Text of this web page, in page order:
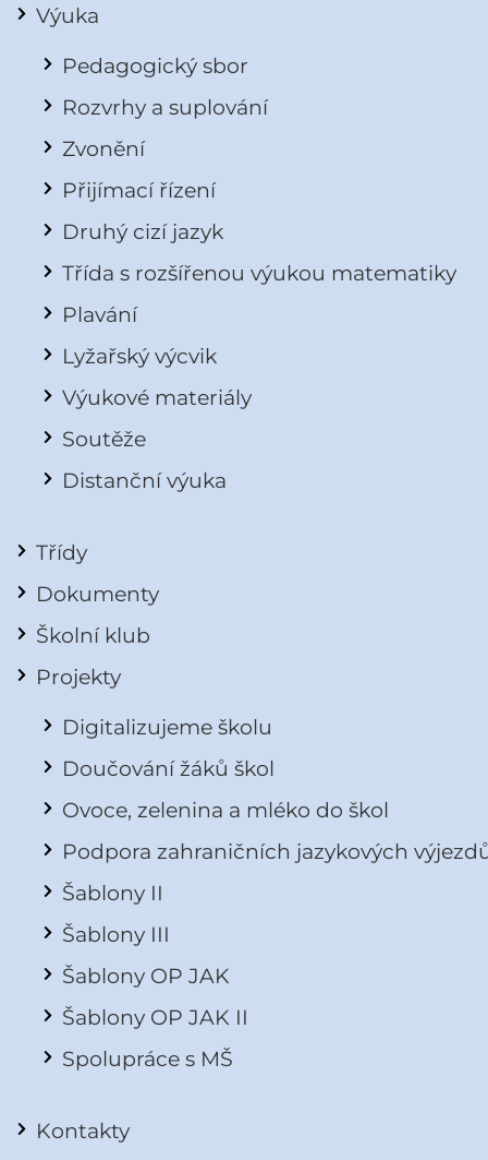
Výuka
Pedagogický sbor
Rozvrhy a suplování
Zvonění
Přijímací řízení
Druhý cizí jazyk
Třída s rozšířenou výukou matematiky
Plavání
Lyžařský výcvik
Výukové materiály
Soutěže
Distanční výuka
Třídy
Dokumenty
Školní klub
Projekty
Digitalizujeme školu
Doučování žáků škol
Ovoce, zelenina a mléko do škol
Podpora zahraničních jazykových
Šablony II
Šablony III
Šablony OP JAK
Šablony OP JAK II
Spolupráce s MŠ
Kontakty